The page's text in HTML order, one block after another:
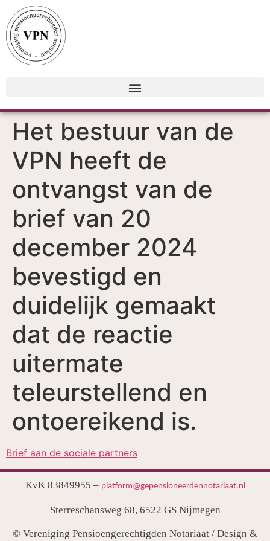
Het bestuur van de
VPN heeft de
ontvangst van de
brief van 20
december 2024
bevestigd en
duidelijk gemaakt
dat de reactie
uitermate
teleurstellend en
ontoereikend is.
Brief aan de sociale partners
KvK 83849955 – platform@gepensioneerdennotariaat.nl
Sterreschansweg 68, 6522 GS Nijmegen
© Vereniging Pensioengerechtigden Notariaat / Design &